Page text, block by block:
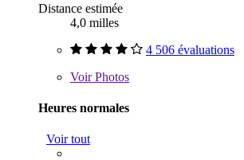
Distance estimée
4,0 milles
4 506 évaluations
VoirPhotos
Heures normales
Voir tout